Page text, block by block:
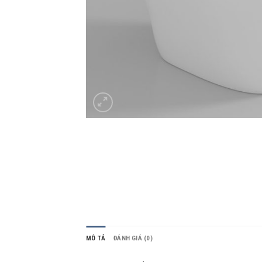
MÔ TẢ ĐÁNH GIÁ (0)